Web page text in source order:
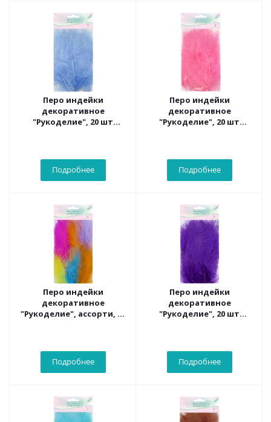
Перо индейки
декоративное
"Рукоделие", 20 шт
Подробнее
Перо индейки
декоративное
"Рукоделие", 20 шт
Подробнее
Перо индейки
декоративное
"Рукоделие", ассорти, 20
Подробнее
Перо индейки
декоративное
"Рукоделие", 20 шт
Подробнее